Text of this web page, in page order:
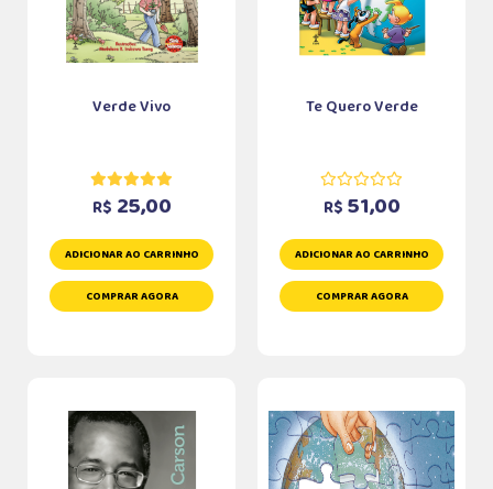
Verde Vivo
R$ 25,00
ADICIONAR AO CARRINHO
COMPRAR AGORA
Te Quero Verde
R$ 51,00
ADICIONAR AO CARRINHO
COMPRAR AGORA